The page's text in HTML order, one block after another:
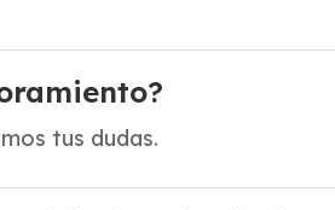
tus dudas.